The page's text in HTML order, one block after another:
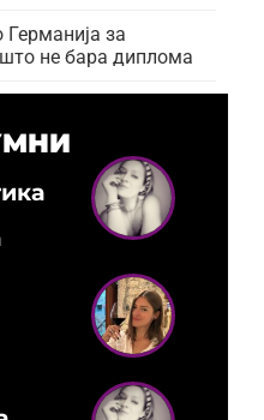
за
не бара диплома